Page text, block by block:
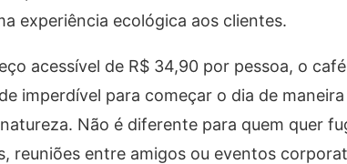
experiência ecológica aos clientes.
acessível de R$ 34,90 por pessoa, o
imperdível para começar o dia de
Não é diferente para quem quer
reuniões entre amigos ou eventos